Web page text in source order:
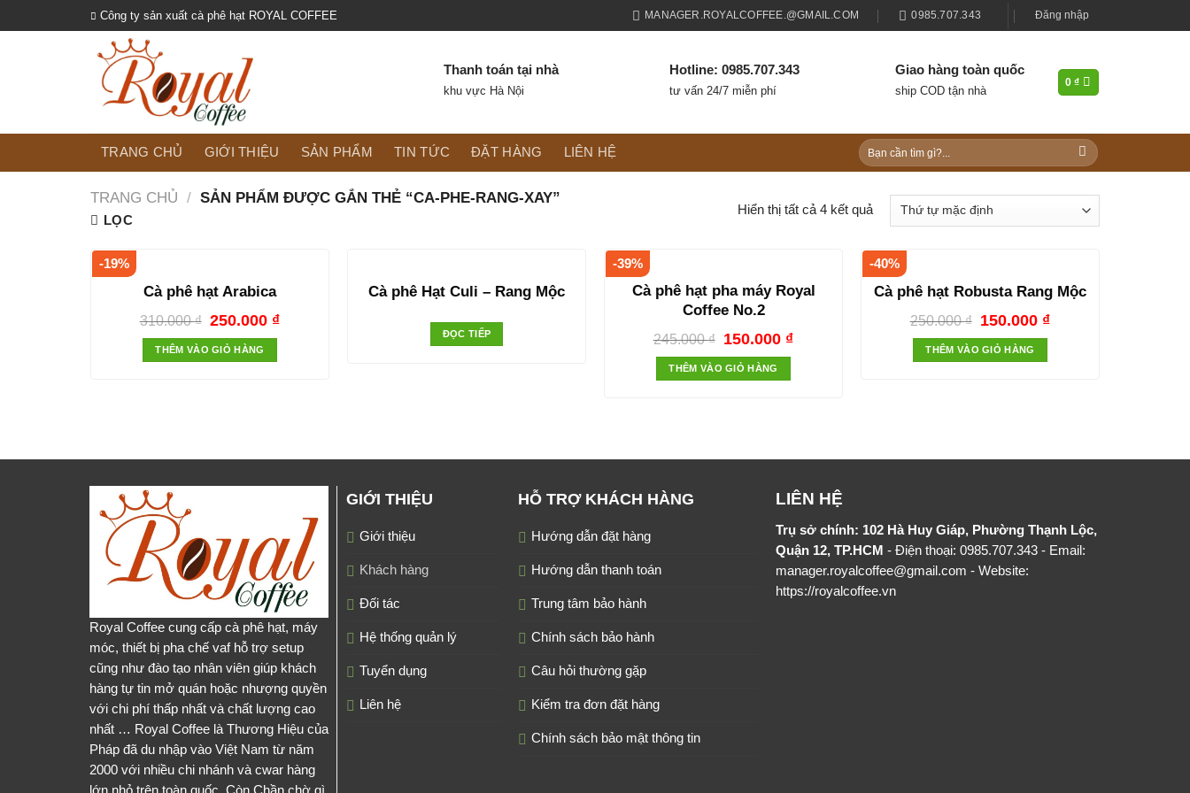
to
Công ty sản xuất cà phê hạt ROYAL COFFEE MANAGER.ROYALCOFFEE.@GMAIL.COM 0985.707.343 Đăng nhập
Thanh toán tại nhà
khu vực Hà Nội
Hotline: 0985.707.343
tư vấn 24/7 miễn phí
Giao hàng toàn quốc
ship COD tận nhà
0₫
TRANG CHỦ GIỚI THIỆU SẢN PHẨM TIN TỨC ĐẶT HÀNG LIÊN HỆ
Tìm
kiếm:
TRANG CHỦ / SẢN PHẨM ĐƯỢC GẮN THẺ “CA-PHE-RANG-XAY”
LỌC
Hiển thị tất cả 4 kết quả
-19%
Cà phê hạt Arabica
310.000₫ 250.000 ₫
THÊM VÀO GIỎ HÀNG
Cà phê Hạt Culi – Rang Mộc
ĐỌC TIẾP
-39%
Cà phê hạt pha máy Royal
Coffee No.2
245.000₫ 150.000 ₫
THÊM VÀO GIỎ HÀNG
-40%
Cà phê hạt Robusta Rang Mộc
250.000₫ 150.000 ₫
THÊM VÀO GIỎ HÀNG
Royal Coffee cung cấp cà phê hạt, máy
móc, thiết bị pha chế vaf hỗ trợ setup
cũng như đào tạo nhân viên giúp khách
hàng tự tin mở quán hoặc nhượng quyền
với chi phí thấp nhất và chất lượng cao
nhất … Royal Coffee là Thương Hiệu của
Pháp đã du nhập vào Việt Nam từ năm
2000 với nhiều chi nhánh và cwar hàng
GIỚI THIỆU
Giới thiệu
Khách hàng
Đối tác
Hệ thống quản lý
Tuyển dụng
Liên hệ
HỖ TRỢ KHÁCH HÀNG
Hướng dẫn đặt hàng
Hướng dẫn thanh toán
Trung tâm bảo hành
Chính sách bảo hành
Câu hỏi thường gặp
Kiểm tra đơn đặt hàng
Chính sách bảo mật thông tin
LIÊN HỆ
Trụ sở chính: 102 Hà Huy Giáp, Phường Thạnh Lộc,
Quận 12, TP.HCM - Điện thoại: 0985.707.343 - Email:
manager.royalcoffee@gmail.com - Website:
https://royalcoffee.vn